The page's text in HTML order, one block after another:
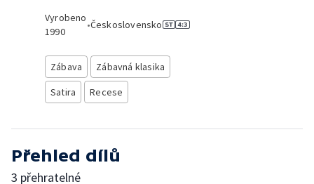
Vyrobeno
1990
•Československo
Zábava
Zábavná klasika
Satira
Recese
Přehled dílů
3 přehratelné